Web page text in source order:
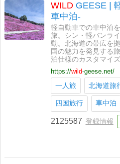
WILDGEESE |
車中泊-
軽自動車での車中泊
旅。シン・軽バンラ
動。北海道の帯広を
国の魅力を発見する
泊仕様のカスタマイ
https://wild-geese.net/
一人旅
北海道旅
四国旅行 車中泊
2125587 登録情報